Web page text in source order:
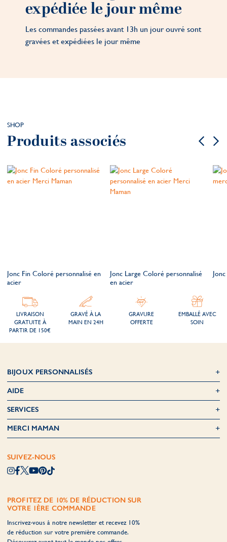
expédiée le jour même
Les commandes passées avant 13h un jour ouvré sont
gravées et expédiées le jour même
SHOP
Produits associés
Jonc Fin Coloré personnalisé en
acier
Jonc Large Coloré personnalisé
en acier
LIVRAISON
GRATUITE À
PARTIR DE 150€
GRAVÉ À LA
MAIN EN 24H
GRAVURE
OFFERTE
EMBALLÉ AVEC
SOIN
BIJOUX PERSONNALISÉS
AIDE
SERVICES
MERCI MAMAN
SUIVEZ-NOUS
PROFITEZ DE 10% DE RÉDUCTION SUR
VOTRE 1ÈRE COMMANDE
Inscrivez-vous à notre newsletter et recevez 10%
de réduction sur votre première commande.